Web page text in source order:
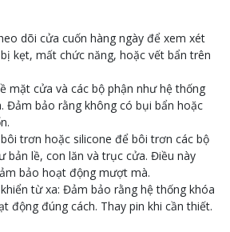
dõi cửa cuốn hàng ngày để xem xét
kẹt, mất chức năng, hoặc vết bẩn trên
mặt cửa và các bộ phận như hệ thống
Đảm bảo rằng không có bụi bẩn hoặc
trơn hoặc silicone để bôi trơn các bộ
bản lề, con lăn và trục cửa. Điều này
bảo hoạt động mượt mà.
từ xa: Đảm bảo rằng hệ thống khóa
động đúng cách. Thay pin khi cần thiết.